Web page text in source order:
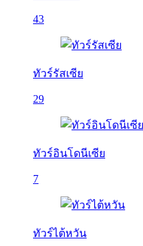
43
ทัวร์รัสเซีย
29
ทัวร์อินโดนีเซีย
7
ทัวร์ไต้หวัน